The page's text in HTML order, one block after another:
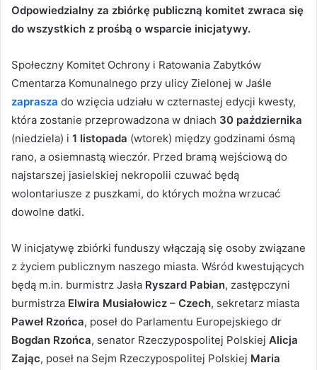
Odpowiedzialny za zbiórkę publiczną komitet zwraca się
do wszystkich z prośbą o wsparcie inicjatywy.
Społeczny Komitet Ochrony i Ratowania Zabytków
Cmentarza Komunalnego przy ulicy Zielonej w Jaśle
zaprasza do wzięcia udziału w czternastej edycji kwesty,
która zostanie przeprowadzona w dniach 30 października
(niedziela) i 1 listopada (wtorek) między godzinami ósmą
rano, a osiemnastą wieczór. Przed bramą wejściową do
najstarszej jasielskiej nekropolii czuwać będą
wolontariusze z puszkami, do których można wrzucać
dowolne datki.
W inicjatywę zbiórki funduszy włączają się osoby związane
z życiem publicznym naszego miasta. Wśród kwestujących
będą m.in. burmistrz Jasła Ryszard Pabian, zastępczyni
burmistrza Elwira Musiałowicz – Czech, sekretarz miasta
Paweł Rzońca, poseł do Parlamentu Europejskiego dr
Bogdan Rzońca, senator Rzeczypospolitej Polskiej Alicja
Zając, poseł na Sejm Rzeczypospolitej Polskiej Maria